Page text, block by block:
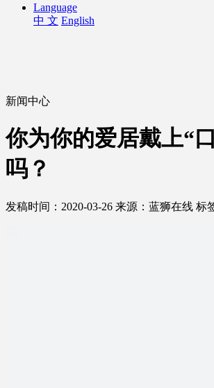
Language
中 文 English
新闻中心
你为你的爱居戴上“
吗？
发稿时间：2020-03-26 来源：蓝狮在线 标